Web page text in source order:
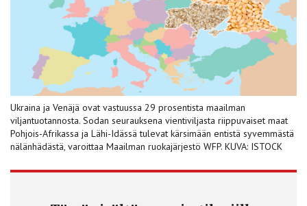
Ukraina ja Venäjä ovat vastuussa 29 prosentista maailman
viljantuotannosta. Sodan seurauksena vientiviljasta riippuvaiset maat
Pohjois-Afrikassa ja Lähi-Idässä tulevat kärsimään entistä syvemmästä
nälänhädästä, varoittaa Maailman ruokajärjestö WFP. KUVA: ISTOCK